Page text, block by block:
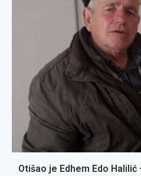
Otišao je Edhem Edo